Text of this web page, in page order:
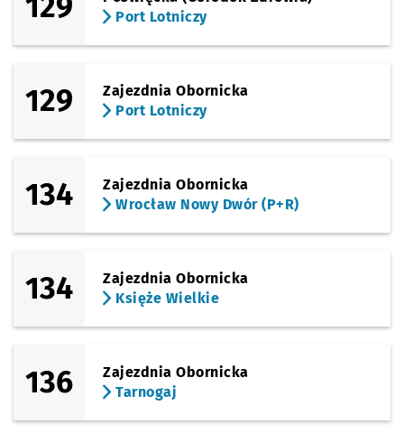
Port Lotniczy
129
Zajezdnia Obornicka
Port Lotniczy
134
Zajezdnia Obornicka
Wrocław Nowy Dwór (P+R)
134
Zajezdnia Obornicka
Księże Wielkie
136
Zajezdnia Obornicka
Tarnogaj